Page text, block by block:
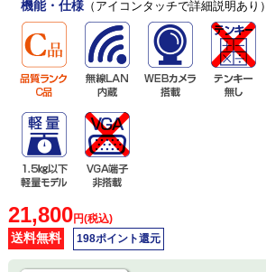
機能・仕様（アイコンタッチで詳細説明あり）
21,800円(税込)
送料無料 198ポイント還元